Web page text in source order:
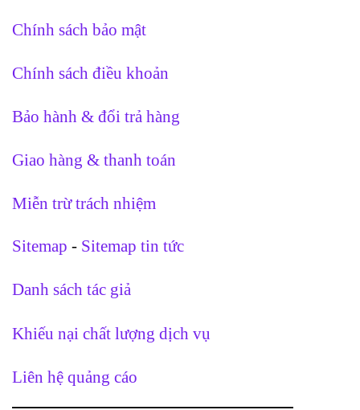
Chính sách bảo mật
Chính sách điều khoản
Bảo hành & đổi trả hàng
Giao hàng & thanh toán
Miễn trừ trách nhiệm
Sitemap - Sitemap tin tức
Danh sách tác giả
Khiếu nại chất lượng dịch vụ
Liên hệ quảng cáo